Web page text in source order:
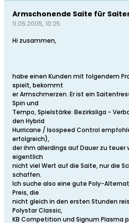
Armschonende Saite für
11.05.2005, 10:25
Hi zusammen,
habe einen Kunden mit folgendem
spielt, bekommt
er Armschmerzen. Er ist ein
Spin und
Tempo, Spielstärke: Bezirksliga -
den Hybrid
Hurricane / Isospeed Control
erfolgreich),
der ihm allerdings auf Dauer zu teuer
eigentlich
nicht viel Wert auf die Saite, nur die
schaffen.
Ich suche also eine gute Poly-
Preis, die
nicht gleich in den ersten Stunden
Polystar Classic,
KB Competition und Signum Plasma